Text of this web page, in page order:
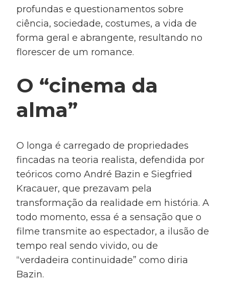
profundas e questionamentos sobre
ciência, sociedade, costumes, a vida de
forma geral e abrangente, resultando no
florescer de um romance.
O “cinema da
alma”
O longa é carregado de propriedades
fincadas na teoria realista, defendida por
teóricos como André Bazin e Siegfried
Kracauer, que prezavam pela
transformação da realidade em história. A
todo momento, essa é a sensação que o
filme transmite ao espectador, a ilusão de
tempo real sendo vivido, ou de
“verdadeira continuidade” como diria
Bazin.